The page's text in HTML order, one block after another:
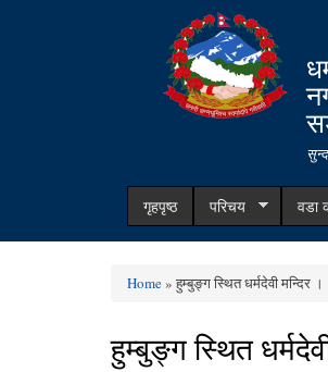
गृहपृष्ठ परिचय वडा
You are here
Home» हुम्बुङ्ग स्थित धर्मदेवी मन्दिर ।
हुम्बुङ्ग स्थित